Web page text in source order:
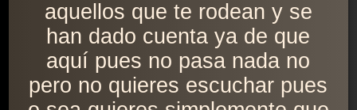
aquellos que te rodean y se
han dado cuenta ya de que
aquí pues no pasa nada no
pero no quieres escuchar pues